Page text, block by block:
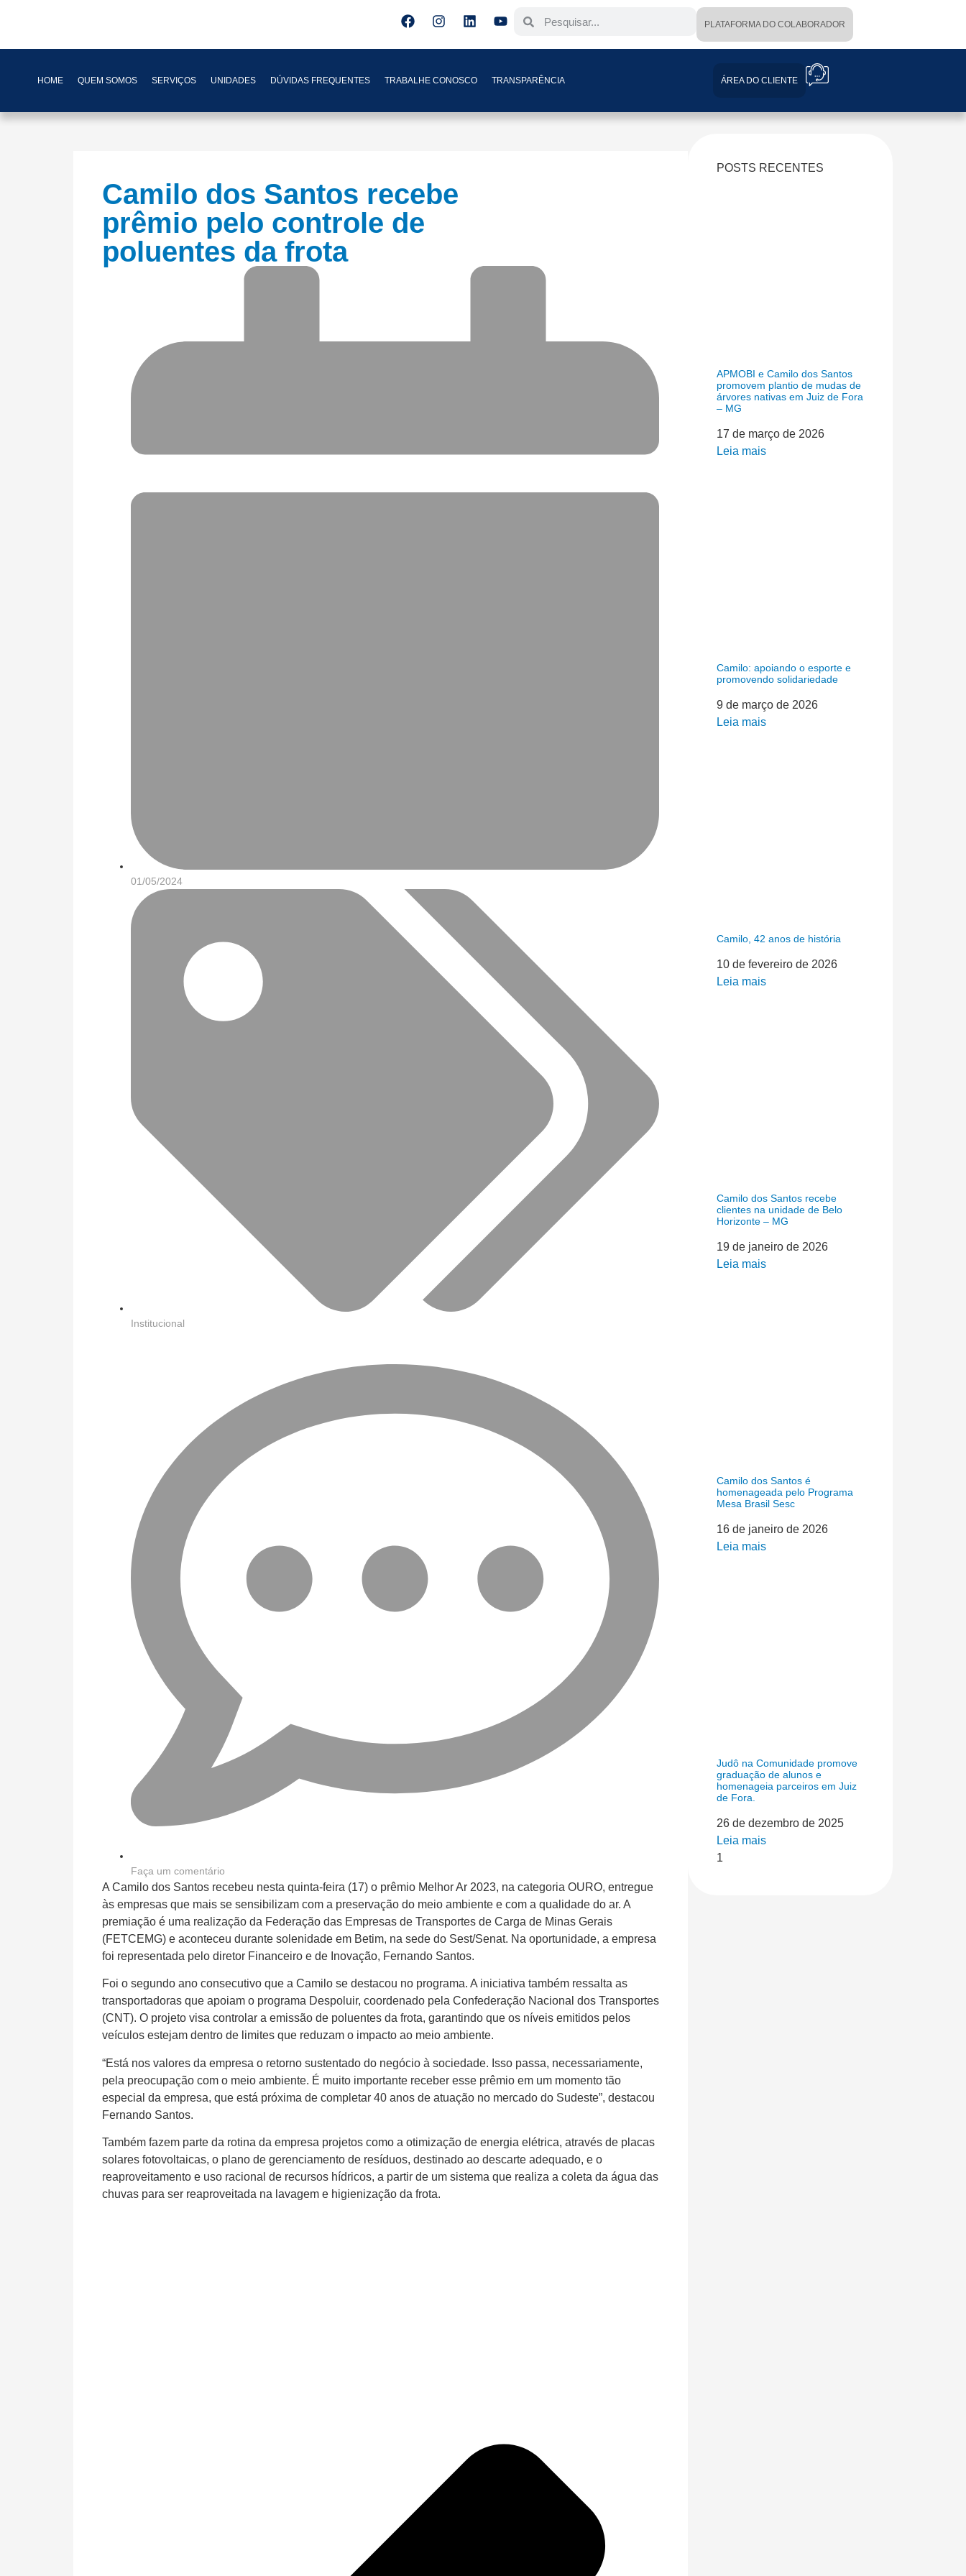
PLATAFORMA DO COLABORADOR
HOME QUEM SOMOS SERVIÇOS UNIDADES DÚVIDAS FREQUENTES TRABALHE CONOSCO TRANSPARÊNCIA ÁREA DO CLIENTE
Camilo dos Santos recebe
prêmio pelo controle de
poluentes da frota
01/05/2024
Institucional
Faça um comentário
A Camilo dos Santos recebeu nesta quinta-feira (17) o prêmio Melhor Ar 2023, na categoria OURO, entregue
às empresas que mais se sensibilizam com a preservação do meio ambiente e com a qualidade do ar. A
premiação é uma realização da Federação das Empresas de Transportes de Carga de Minas Gerais
(FETCEMG) e aconteceu durante solenidade em Betim, na sede do Sest/Senat. Na oportunidade, a empresa
foi representada pelo diretor Financeiro e de Inovação, Fernando Santos.
Foi o segundo ano consecutivo que a Camilo se destacou no programa. A iniciativa também ressalta as
transportadoras que apoiam o programa Despoluir, coordenado pela Confederação Nacional dos Transportes
(CNT). O projeto visa controlar a emissão de poluentes da frota, garantindo que os níveis emitidos pelos
veículos estejam dentro de limites que reduzam o impacto ao meio ambiente.
“Está nos valores da empresa o retorno sustentado do negócio à sociedade. Isso passa, necessariamente,
pela preocupação com o meio ambiente. É muito importante receber esse prêmio em um momento tão
especial da empresa, que está próxima de completar 40 anos de atuação no mercado do Sudeste”, destacou
Fernando Santos.
Também fazem parte da rotina da empresa projetos como a otimização de energia elétrica, através de placas
solares fotovoltaicas, o plano de gerenciamento de resíduos, destinado ao descarte adequado, e o
reaproveitamento e uso racional de recursos hídricos, a partir de um sistema que realiza a coleta da água das
chuvas para ser reaproveitada na lavagem e higienização da frota.
POSTS RECENTES
APMOBI e Camilo dos Santos
promovem plantio de mudas de
árvores nativas em Juiz de Fora
– MG
17 de março de 2026
Leia mais
Camilo: apoiando o esporte e
promovendo solidariedade
9 de março de 2026
Leia mais
Camilo, 42 anos de história
10 de fevereiro de 2026
Leia mais
Camilo dos Santos recebe
clientes na unidade de Belo
Horizonte – MG
19 de janeiro de 2026
Leia mais
Camilo dos Santos é
homenageada pelo Programa
Mesa Brasil Sesc
16 de janeiro de 2026
Leia mais
Judô na Comunidade promove
graduação de alunos e
homenageia parceiros em Juiz
de Fora.
26 de dezembro de 2025
Leia mais